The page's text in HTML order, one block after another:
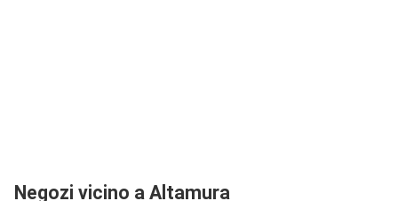
Negozi vicino a Altamura